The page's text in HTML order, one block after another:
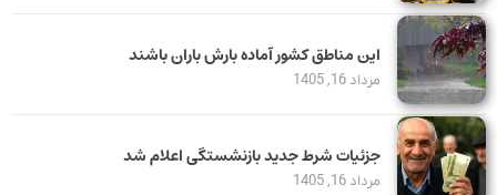
این مناطق کشور آماده بارش باران باشند
مرداد 16, 1405
جزئیات شرط جدید بازنشستگی اعلام شد
مرداد 16, 1405